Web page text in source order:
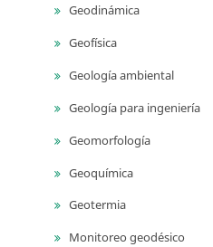
Geodinámica
Geofísica
Geología ambiental
Geología para ingeniería
Geomorfología
Geoquímica
Geotermia
Monitoreo geodésico